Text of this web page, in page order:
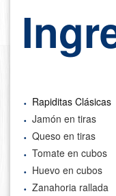
Rapiditas Clásicas
Jamón en tiras
Queso en tiras
Tomate en cubos
Huevo en cubos
Zanahoria rallada